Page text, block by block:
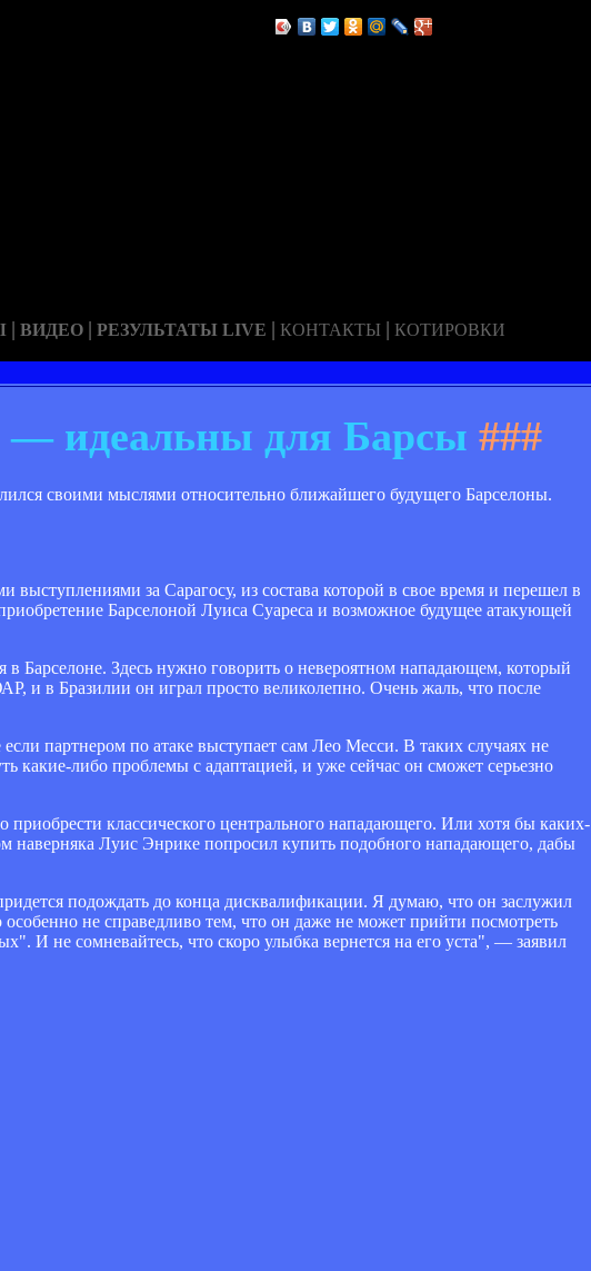
| ВИДЕО | РЕЗУЛЬТАТЫ LIVE | КОНТАКТЫ | КОТИРОВКИ
идеальны для Барсы ###
своими мыслями относительно ближайшего будущего Барселоны.
за Сарагосу, из состава которой в свое время и перешел в
Барселоной Луиса Суареса и возможное будущее атакующей
Барселоне. Здесь нужно говорить о невероятном нападающем, который
и в Бразилии он играл просто великолепно. Очень жаль, что после
партнером по атаке выступает сам Лео Месси. В таких случаях не
какие-либо проблемы с адаптацией, и уже сейчас он сможет серьезно
приобрести классического центрального нападающего. Или хотя бы каких-
наверняка Луис Энрике попросил купить подобного нападающего, дабы
подождать до конца дисквалификации. Я думаю, что он заслужил
не справедливо тем, что он даже не может прийти посмотреть
И не сомневайтесь, что скоро улыбка вернется на его уста", — заявил